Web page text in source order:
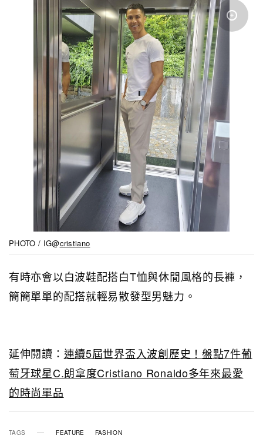
PHOTO / IG@cristiano
有時亦會以白波鞋配搭白T恤與休閒風格的長褲，
簡簡單單的配搭就輕易散發型男魅力。
延伸閱讀： 連續5屆世界盃入波創歷史！盤點7件葡
萄牙球星C.朗拿度Cristiano Ronaldo多年來最愛
的時尚單品
TAGS FEATURE FASHION